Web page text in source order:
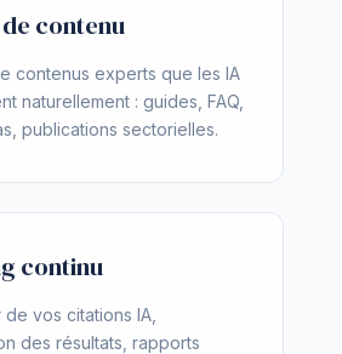
contenu
contenus experts que les IA
naturellement : guides, FAQ,
publications sectorielles.
continu
vos citations IA,
des résultats, rapports